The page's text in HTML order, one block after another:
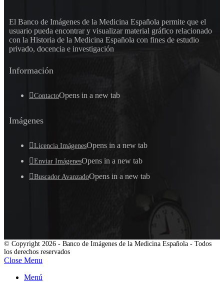
El Banco de Imágenes de la Medicina Española permite que el
usuario pueda encontrar y visualizar material gráfico relacionado
con la Historia de la Medicina Española con fines de estudio
privado, docencia e investigación
Información
ContactoOpens in a new tab
Imágenes
Licencia ImágenesOpens in a new tab
Enviar ImágenesOpens in a new tab
Buscador AvanzadoOpens in a new tab
© Copyright 2026 - Banco de Imágenes de la Medicina Española - Todos
los derechos reservados
Close Menu
Menú